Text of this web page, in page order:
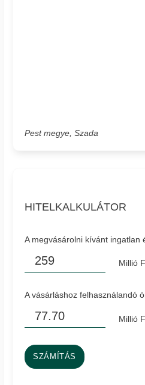
Pest megye, Szada
HITELKALKULÁTOR
A megvásárolni kívánt ingatlan
Millió
A vásárláshoz felhasználandó
Millió
SZÁMÍTÁS